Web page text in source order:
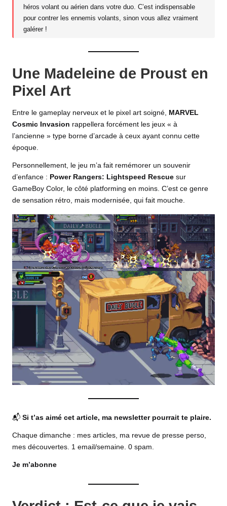
héros volant ou aérien dans votre duo. C’est indispensable
pour contrer les ennemis volants, sinon vous allez vraiment
galérer !
Une Madeleine de Proust en
Pixel Art
Entre le gameplay nerveux et le pixel art soigné, MARVEL
Cosmic Invasion rappellera forcément les jeux « à
l’ancienne » type borne d’arcade à ceux ayant connu cette
époque.
Personnellement, le jeu m’a fait remémorer un souvenir
d’enfance : Power Rangers: Lightspeed Rescue sur
GameBoy Color, le côté platforming en moins. C’est ce genre
de sensation rétro, mais modernisée, qui fait mouche.
📬 Si t’as aimé cet article, ma newsletter pourrait te plaire.
Chaque dimanche : mes articles, ma revue de presse perso,
mes découvertes. 1 email/semaine. 0 spam.
Je m’abonne